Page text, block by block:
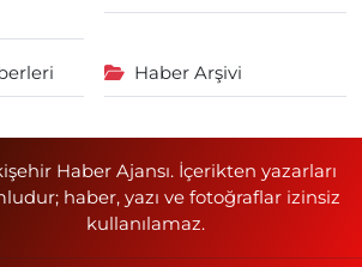
Haber Arşivi
Haber Ajansı. İçerikten yazarları
haber, yazı ve fotoğraflar izinsiz
kullanılamaz.